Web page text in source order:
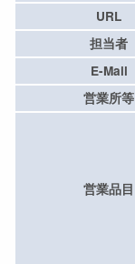
URL
担当者
E-Mail
営業所等
営業品目